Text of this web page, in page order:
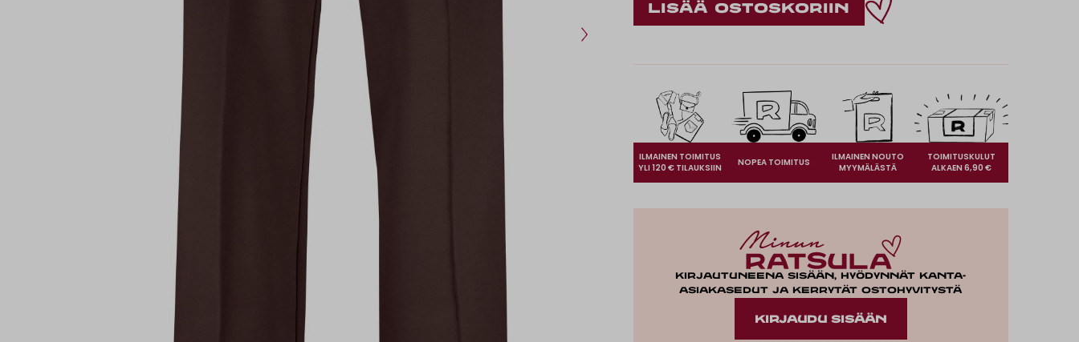
ILMAINEN TOIMITUS
YLI 120 € TILAUKSIIN
NOPEA TOIMITUS
ILMAINEN NOUTO
MYYMÄLÄSTÄ
TOIMITUSKULUT
ALKAEN 6,90 €
Kirjautuneena sisään, hyödynnät kanta-
asiakasedut ja kerrytät ostohyvitystä
KIRJAUDU SISÄÄN